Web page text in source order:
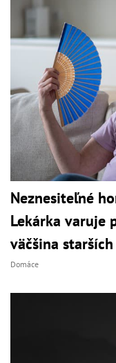
Neznesiteľné
Lekárka varuje
väčšina
Domáce